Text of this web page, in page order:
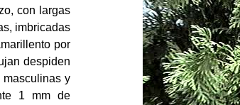
con largas
imbricadas
por
despiden
masculinas y
1 mm de